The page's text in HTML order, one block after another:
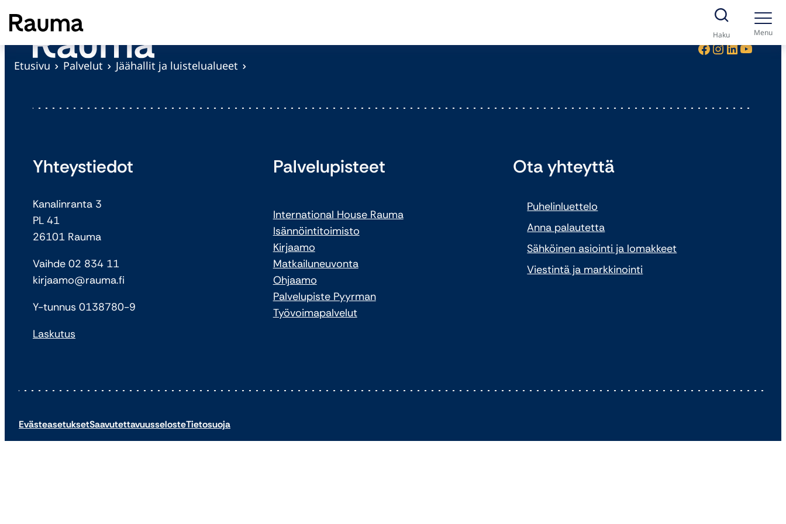
S
i
Haku Menu
Etusivu Palvelut Jäähallit ja luistelualueet
Facebook InstagramLinkedIn YouTube
Yhteystiedot
Kanalinranta 3
PL 41
26101 Rauma
Vaihde 02 834 11
kirjaamo@rauma.fi
Y-tunnus 0138780-9
Laskutus
Palvelupisteet
International House Rauma
Isännöintitoimisto
Kirjaamo
Matkailuneuvonta
Ohjaamo
Palvelupiste Pyyrman
Työvoimapalvelut
Ota yhteyttä
Puhelinluettelo
Anna palautetta
Sähköinen asiointi ja lomakkeet
Viestintä ja markkinointi
EvästeasetuksetSaavutettavuusselosteTietosuoja